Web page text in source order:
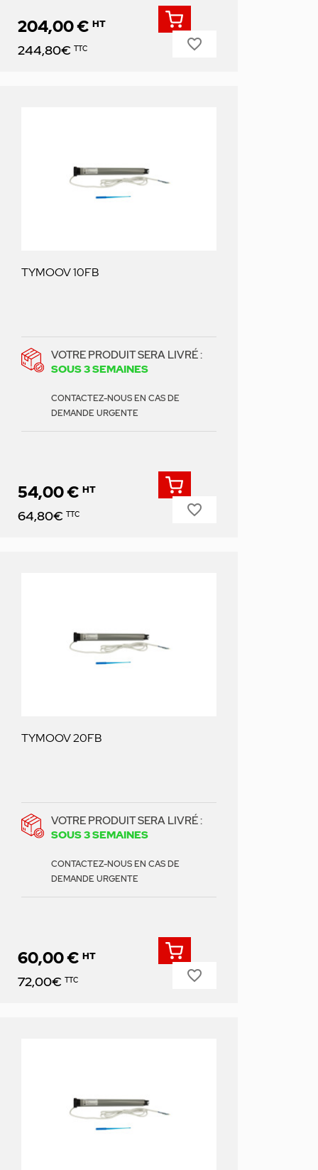
Prix
204,00 € HT
244,80€ TTC favorite_border
TYMOOV 10FB
VOTRE PRODUIT SERA LIVRÉ :
SOUS 3 SEMAINES
CONTACTEZ-NOUS EN CAS DE
DEMANDE URGENTE
Prix
54,00 € HT
64,80€ TTC favorite_border
TYMOOV 20FB
VOTRE PRODUIT SERA LIVRÉ :
SOUS 3 SEMAINES
CONTACTEZ-NOUS EN CAS DE
DEMANDE URGENTE
Prix
60,00 € HT
72,00€ TTC favorite_border